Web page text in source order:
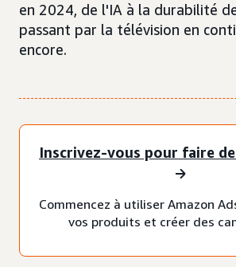
en 2024, de l'IA à la durabilité
passant par la télévision en
encore.
Inscrivez-vous pour faire
Commencez à utiliser Amazon
vos produits et créer des